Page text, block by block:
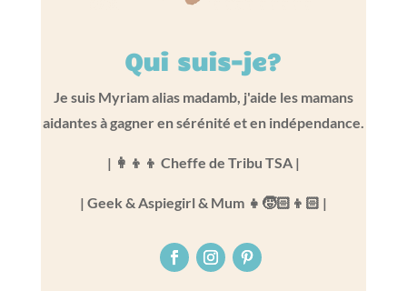
Qui suis-je?
Je suis Myriam alias madamb, j'aide les mamans
aidantes à gagner en sérénité et en indépendance.
| 👩‍👦‍👦 Cheffe de Tribu TSA |
| Geek & Aspiegirl & Mum 👧🧒🏻👦🏻 |